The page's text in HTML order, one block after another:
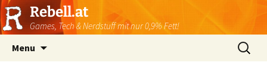
Rebell.at
Games, Tech & Nerdstuff mit nur 0,9% Fett!
Menu
Suchen
nach: